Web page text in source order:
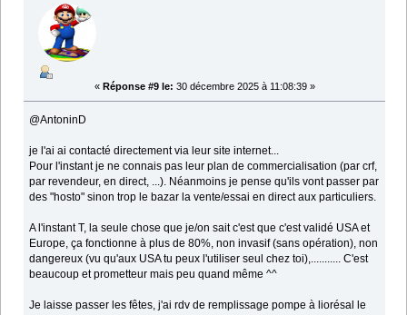
« Réponse #9 le: 30 décembre 2025 à 11:08:39 »
@AntoninD
je l'ai ai contacté directement via leur site internet...
Pour l'instant je ne connais pas leur plan de commercialisation (par crf,
par revendeur, en direct, ...). Néanmoins je pense qu'ils vont passer par
des "hosto" sinon trop le bazar la vente/essai en direct aux particuliers.
A l'instant T, la seule chose que je/on sait c'est que c'est validé USA et
Europe, ça fonctionne à plus de 80%, non invasif (sans opération), non
dangereux (vu qu'aux USA tu peux l'utiliser seul chez toi),........... C'est
beaucoup et prometteur mais peu quand même ^^
Je laisse passer les fêtes, j'ai rdv de remplissage pompe à liorésal le